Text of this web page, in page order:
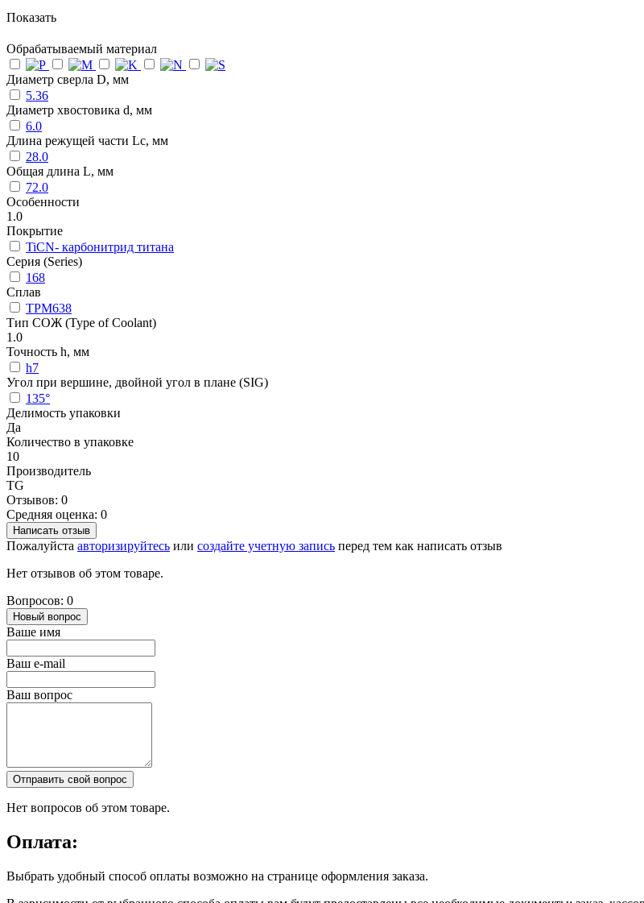
Показать
Обрабатываемый материал
Диаметр сверла D, мм
5.36
Диаметр хвостовика d, мм
6.0
Длина режущей части Lc, мм
28.0
Общая длина L, мм
72.0
Особенности
1.0
Покрытие
TiCN- карбонитрид титана
Серия (Series)
168
Сплав
TPM638
Тип СОЖ (Type of Coolant)
1.0
Точность h, мм
h7
Угол при вершине, двойной угол в плане (SIG)
135°
Делимость упаковки
Да
Количество в упаковке
10
Производитель
TG
Отзывов: 0
Средняя оценка: 0
Написать отзыв
Пожалуйста авторизируйтесь или создайте учетную запись перед тем как написать отзыв
Нет отзывов об этом товаре.
Вопросов: 0
Новый вопрос
Ваше имя
Ваш e-mail
Ваш вопрос
Отправить свой вопрос
Нет вопросов об этом товаре.
Оплата:
Выбрать удобный способ оплаты возможно на странице оформления заказа.